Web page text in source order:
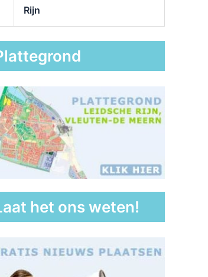
Rijn
het ons weten!